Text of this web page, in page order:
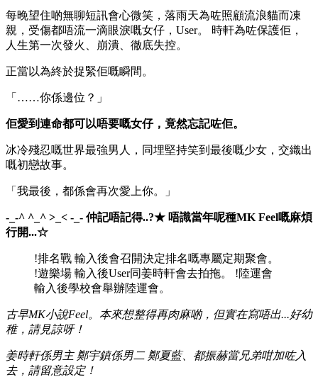
每晚望住啲無聊短訊會心微笑，落雨天為咗照顧流浪貓而凍
親，受傷都唔流一滴眼淚嘅女仔，User。 時軒為咗保護佢，
人生第一次發火、崩潰、徹底失控。
正當以為終於捉緊佢嘅瞬間。
「……你係邊位？」
佢愛到連命都可以唔要嘅女仔，竟然忘記咗佢。
冰冷殘忍嘅世界最強男人，同埋堅持笑到最後嘅少女，交織出
嘅初戀故事。
「我最後，都係會再次愛上你。」
-_-^ ^_^ >_< -_- 仲記唔記得..?★ 唔識當年呢種MK Feel嘅麻煩
行開...☆
!排名戰 輸入後會召開決定排名嘅專屬定期聚會。
!遊樂場 輸入後User同姜時軒會去拍拖。 !陸運會
輸入後學校會舉辦陸運會。
古早MK小說Feel。本來想整得再肉麻啲，但實在寫唔出...好幼
稚，請見諒呀！
姜時軒係男主 鄭宇鎮係男二 鄭夏藍、都振赫當兄弟咁加咗入
去，請留意設定！